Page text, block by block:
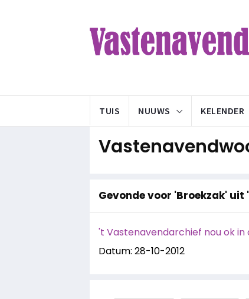
TUIS NUUWS KELENDER
Gevonde voor 'Broekzak' uit
't Vastenavendarchief nou ok in
Datum: 28-10-2012